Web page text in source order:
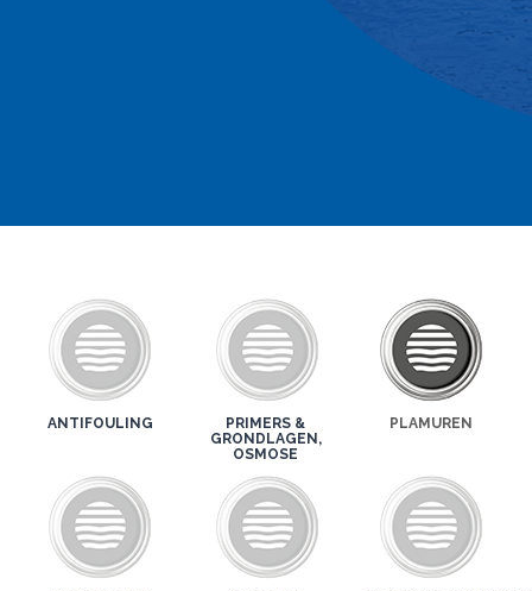
ANTIFOULING
PRIMERS &
GRONDLAGEN,
OSMOSE
PLAMUREN